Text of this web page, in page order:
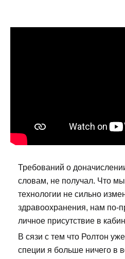
Требований о
словам, не получал. Что
технологии не сильно
здравоохранения, нам по-
личное присутствие в
В сязи с тем что Ролтон
специи я больше ничего в